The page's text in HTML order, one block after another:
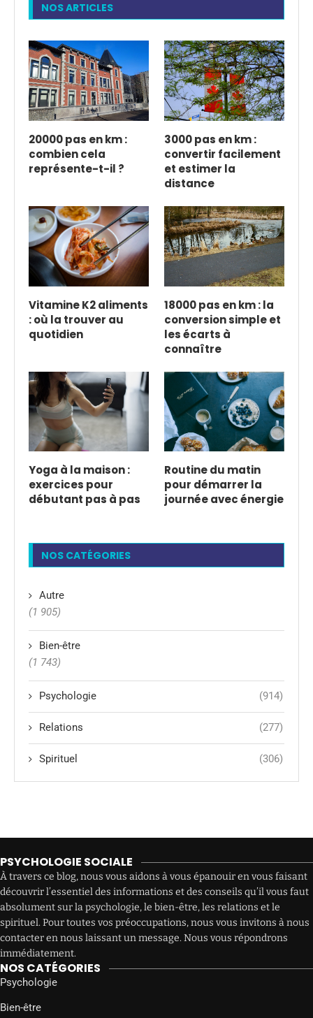
NOS ARTICLES
20000 pas en km :
combien cela
représente-t-il ?
3000 pas en km :
convertir facilement
et estimer la
distance
Vitamine K2 aliments
: où la trouver au
quotidien
18000 pas en km : la
conversion simple et
les écarts à
connaître
Yoga à la maison :
exercices pour
débutant pas à pas
Routine du matin
pour démarrer la
journée avec énergie
NOS CATÉGORIES
Autre
(1 905)
Bien-être
(1 743)
Psychologie (914)
Relations (277)
Spirituel (306)
PSYCHOLOGIE SOCIALE
À travers ce blog, nous vous aidons à vous épanouir en vous faisant
découvrir l’essentiel des informations et des conseils qu’il vous faut
absolument sur la psychologie, le bien-être, les relations et le
spirituel. Pour toutes vos préoccupations, nous vous invitons à nous
contacter en nous laissant un message. Nous vous répondrons
immédiatement.
NOS CATÉGORIES
Psychologie
Bien-être